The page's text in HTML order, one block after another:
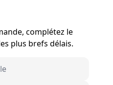
complétez le
plus brefs délais.